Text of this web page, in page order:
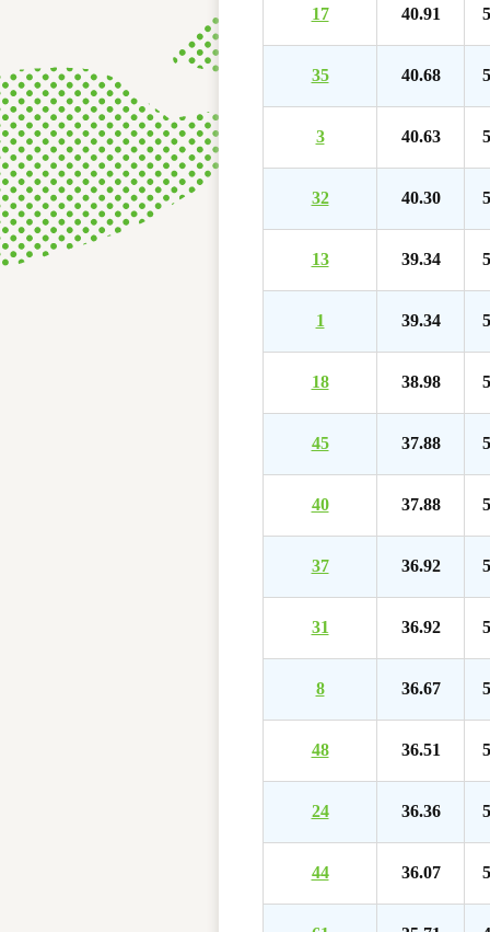
17 40.91
35 40.68
3 40.63
32 40.30
13 39.34
1 39.34
18 38.98
45 37.88
40 37.88
37 36.92
31 36.92
8 36.67
48 36.51
24 36.36
44 36.07